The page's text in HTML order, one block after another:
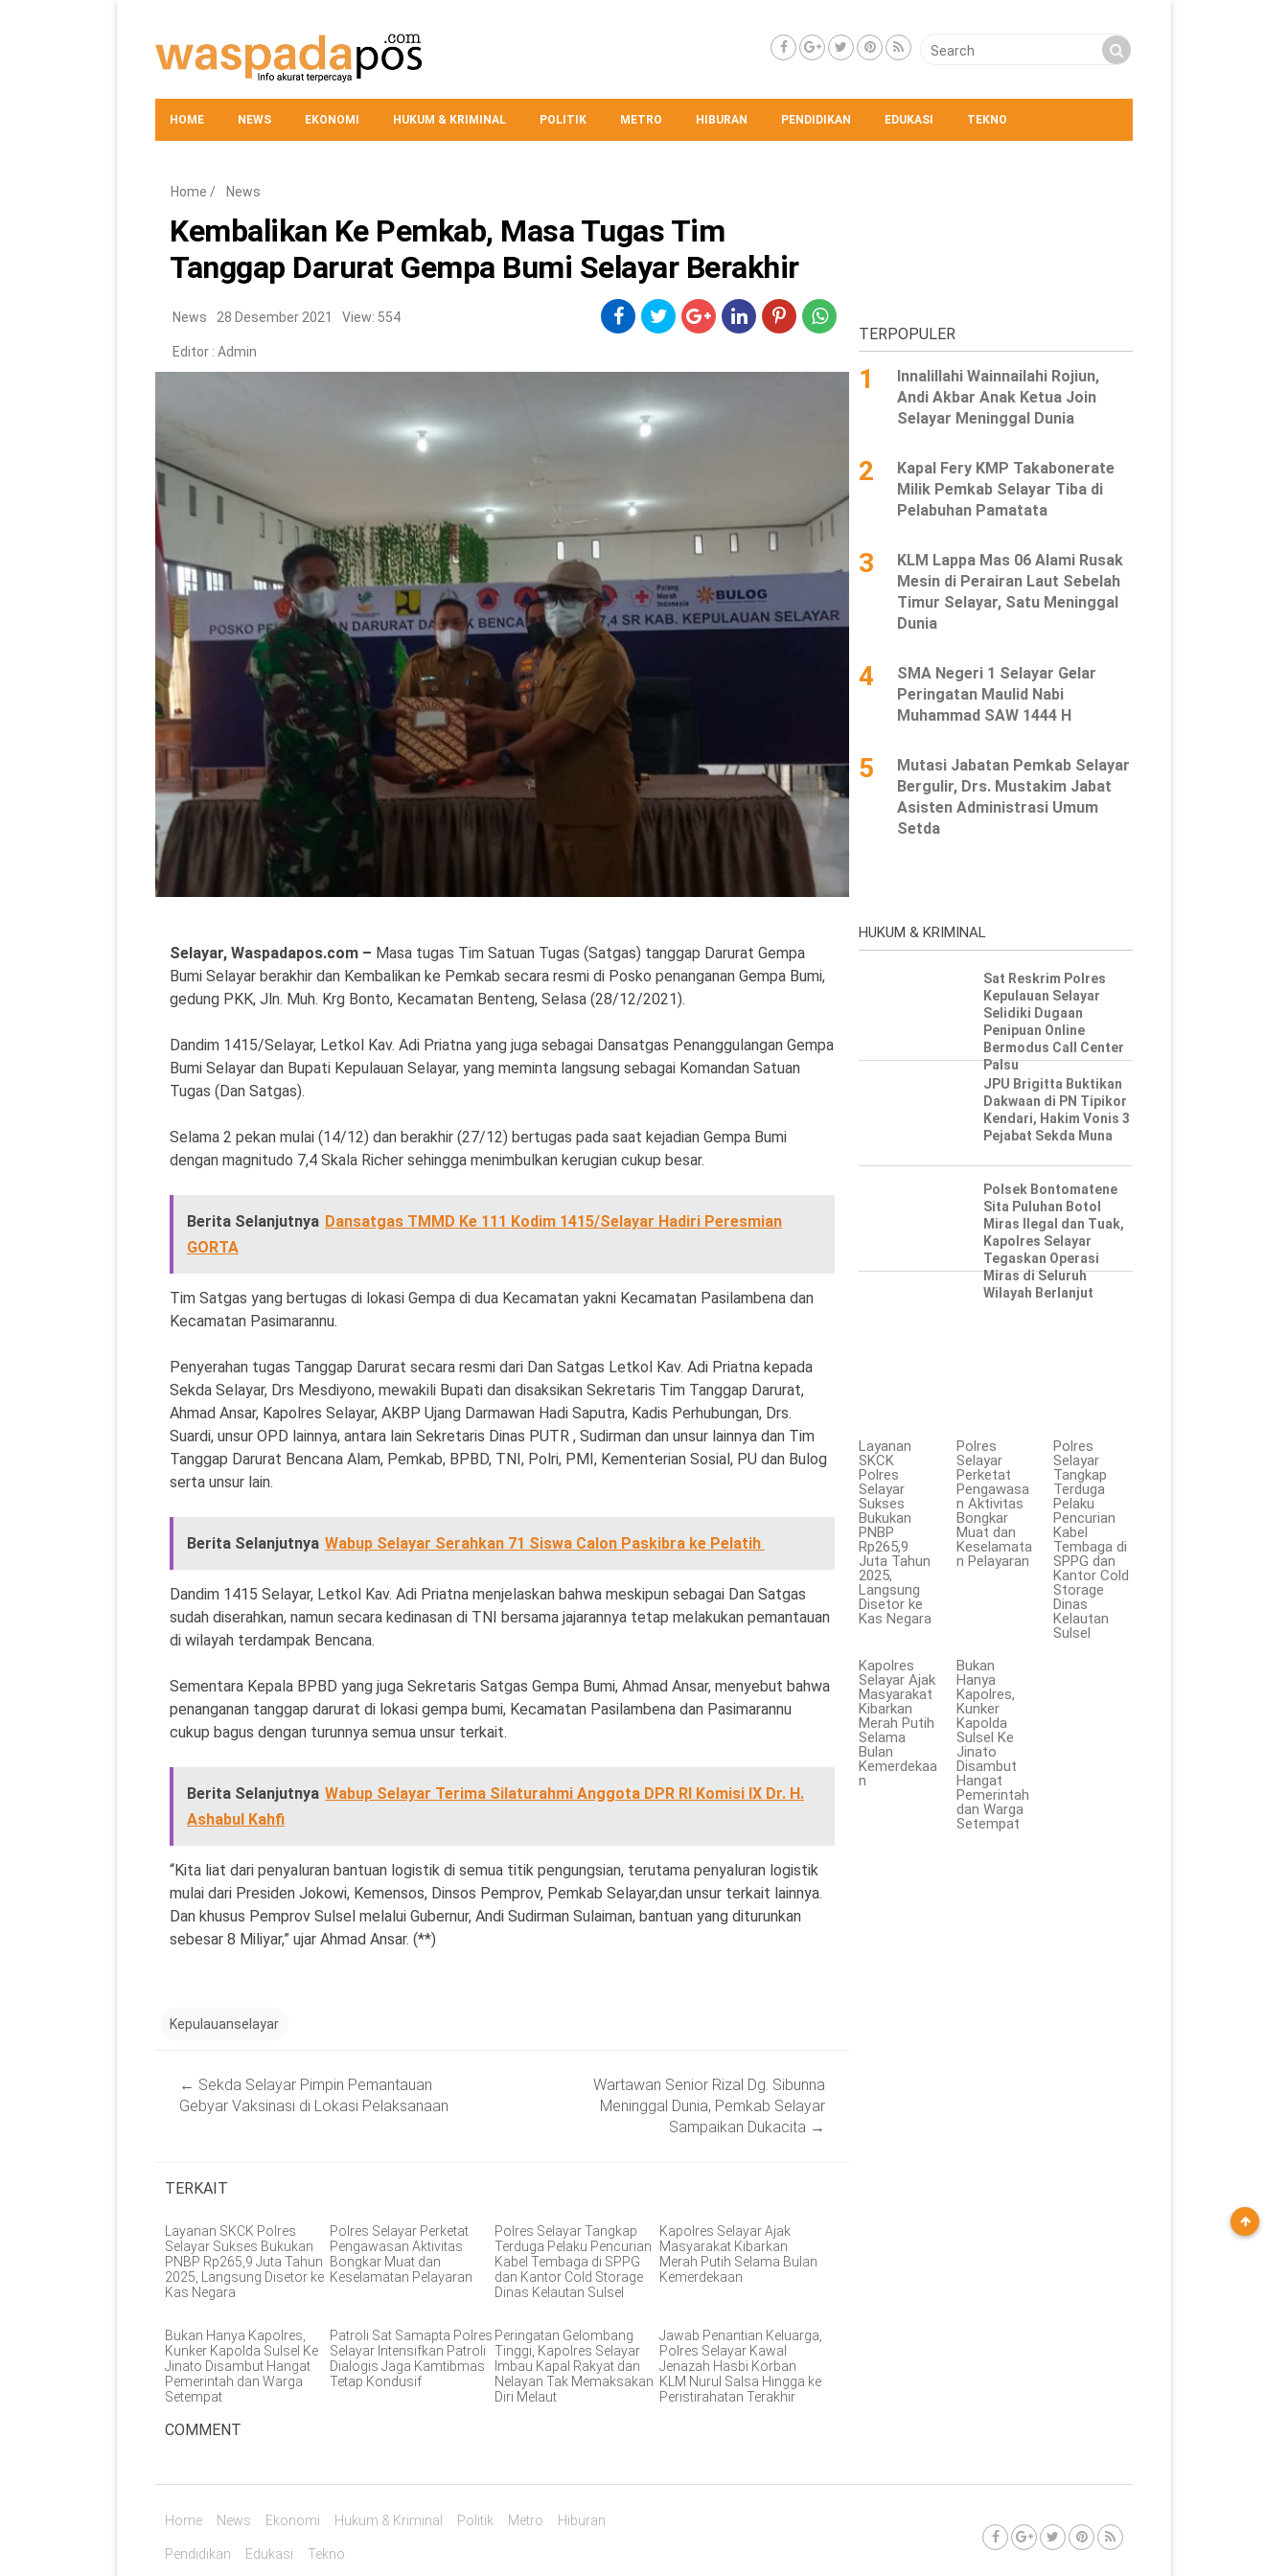
HOME NEWS EKONOMI HUKUM & KRIMINAL POLITIK METRO HIBURAN PENDIDIKAN EDUKASI TEKNO
Home / News
Kembalikan Ke Pemkab, Masa Tugas Tim
Tanggap Darurat Gempa Bumi Selayar Berakhir
News 28 Desember 2021 View: 554
Editor : Admin
Selayar, Waspadapos.com – Masa tugas Tim Satuan Tugas (Satgas) tanggap Darurat Gempa
Bumi Selayar berakhir dan Kembalikan ke Pemkab secara resmi di Posko penanganan Gempa Bumi,
gedung PKK, Jln. Muh. Krg Bonto, Kecamatan Benteng, Selasa (28/12/2021).
Dandim 1415/Selayar, Letkol Kav. Adi Priatna yang juga sebagai Dansatgas Penanggulangan Gempa
Bumi Selayar dan Bupati Kepulauan Selayar, yang meminta langsung sebagai Komandan Satuan
Tugas (Dan Satgas).
Selama 2 pekan mulai (14/12) dan berakhir (27/12) bertugas pada saat kejadian Gempa Bumi
dengan magnitudo 7,4 Skala Richer sehingga menimbulkan kerugian cukup besar.
Berita Selanjutnya Dansatgas TMMD Ke 111 Kodim 1415/Selayar Hadiri Peresmian
GORTA
Tim Satgas yang bertugas di lokasi Gempa di dua Kecamatan yakni Kecamatan Pasilambena dan
Kecamatan Pasimarannu.
Penyerahan tugas Tanggap Darurat secara resmi dari Dan Satgas Letkol Kav. Adi Priatna kepada
Sekda Selayar, Drs Mesdiyono, mewakili Bupati dan disaksikan Sekretaris Tim Tanggap Darurat,
Ahmad Ansar, Kapolres Selayar, AKBP Ujang Darmawan Hadi Saputra, Kadis Perhubungan, Drs.
Suardi, unsur OPD lainnya, antara lain Sekretaris Dinas PUTR , Sudirman dan unsur lainnya dan Tim
Tanggap Darurat Bencana Alam, Pemkab, BPBD, TNI, Polri, PMI, Kementerian Sosial, PU dan Bulog
serta unsur lain.
Berita Selanjutnya Wabup Selayar Serahkan 71 Siswa Calon Paskibra ke Pelatih
Dandim 1415 Selayar, Letkol Kav. Adi Priatna menjelaskan bahwa meskipun sebagai Dan Satgas
sudah diserahkan, namun secara kedinasan di TNI bersama jajarannya tetap melakukan pemantauan
di wilayah terdampak Bencana.
Sementara Kepala BPBD yang juga Sekretaris Satgas Gempa Bumi, Ahmad Ansar, menyebut bahwa
penanganan tanggap darurat di lokasi gempa bumi, Kecamatan Pasilambena dan Pasimarannu
cukup bagus dengan turunnya semua unsur terkait.
Berita Selanjutnya Wabup Selayar Terima Silaturahmi Anggota DPR RI Komisi IX Dr. H.
Ashabul Kahfi
“Kita liat dari penyaluran bantuan logistik di semua titik pengungsian, terutama penyaluran logistik
mulai dari Presiden Jokowi, Kemensos, Dinsos Pemprov, Pemkab Selayar,dan unsur terkait lainnya.
Dan khusus Pemprov Sulsel melalui Gubernur, Andi Sudirman Sulaiman, bantuan yang diturunkan
sebesar 8 Miliyar,” ujar Ahmad Ansar. (**)
Kepulauanselayar
navigation
← Sekda Selayar Pimpin Pemantauan
Gebyar Vaksinasi di Lokasi Pelaksanaan
Wartawan Senior Rizal Dg. Sibunna
Meninggal Dunia, Pemkab Selayar
Sampaikan Dukacita →
TERKAIT
Layanan SKCK Polres
Selayar Sukses Bukukan
PNBP Rp265,9 Juta Tahun
2025, Langsung Disetor ke
Kas Negara
Polres Selayar Perketat
Pengawasan Aktivitas
Bongkar Muat dan
Keselamatan Pelayaran
Polres Selayar Tangkap
Terduga Pelaku Pencurian
Kabel Tembaga di SPPG
dan Kantor Cold Storage
Dinas Kelautan Sulsel
Kapolres Selayar Ajak
Masyarakat Kibarkan
Merah Putih Selama Bulan
Kemerdekaan
Bukan Hanya Kapolres,
Kunker Kapolda Sulsel Ke
Jinato Disambut Hangat
Pemerintah dan Warga
Setempat
Patroli Sat Samapta Polres
Selayar Intensifkan Patroli
Dialogis Jaga Kamtibmas
Tetap Kondusif
Peringatan Gelombang
Tinggi, Kapolres Selayar
Imbau Kapal Rakyat dan
Nelayan Tak Memaksakan
Diri Melaut
Jawab Penantian Keluarga,
Polres Selayar Kawal
Jenazah Hasbi Korban
KLM Nurul Salsa Hingga ke
Peristirahatan Terakhir
COMMENT
TERPOPULER
1
Innalillahi Wainnailahi Rojiun,
Andi Akbar Anak Ketua Join
Selayar Meninggal Dunia
2
Kapal Fery KMP Takabonerate
Milik Pemkab Selayar Tiba di
Pelabuhan Pamatata
3
KLM Lappa Mas 06 Alami Rusak
Mesin di Perairan Laut Sebelah
Timur Selayar, Satu Meninggal
Dunia
4
SMA Negeri 1 Selayar Gelar
Peringatan Maulid Nabi
Muhammad SAW 1444 H
5
Mutasi Jabatan Pemkab Selayar
Bergulir, Drs. Mustakim Jabat
Asisten Administrasi Umum
Setda
HUKUM & KRIMINAL
Sat Reskrim Polres
Kepulauan Selayar
Selidiki Dugaan
Penipuan Online
Bermodus Call Center
Palsu
JPU Brigitta Buktikan
Dakwaan di PN Tipikor
Kendari, Hakim Vonis 3
Pejabat Sekda Muna
Polsek Bontomatene
Sita Puluhan Botol
Miras Ilegal dan Tuak,
Kapolres Selayar
Tegaskan Operasi
Miras di Seluruh
Wilayah Berlanjut
Layanan
SKCK
Polres
Selayar
Sukses
Bukukan
PNBP
Rp265,9
Juta Tahun
2025,
Langsung
Disetor ke
Kas Negara
Polres
Selayar
Perketat
Pengawasa
n Aktivitas
Bongkar
Muat dan
Keselamata
n Pelayaran
Polres
Selayar
Tangkap
Terduga
Pelaku
Pencurian
Kabel
Tembaga di
SPPG dan
Kantor Cold
Storage
Dinas
Kelautan
Sulsel
Kapolres
Selayar Ajak
Masyarakat
Kibarkan
Merah Putih
Selama
Bulan
Kemerdekaa
n
Bukan
Hanya
Kapolres,
Kunker
Kapolda
Sulsel Ke
Jinato
Disambut
Hangat
Pemerintah
dan Warga
Setempat
Home News Ekonomi Hukum & Kriminal Politik Metro Hiburan
Pendidikan Edukasi Tekno